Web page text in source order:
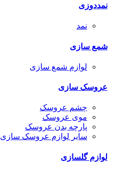
نمددوزی
نمد
شمع سازی
لوازم شمع سازی
عروسک سازی
چشم عروسک
موی عروسک
پارچه بدن عروسک
سایر لوازم عروسک سازی
لوازم گلسازی